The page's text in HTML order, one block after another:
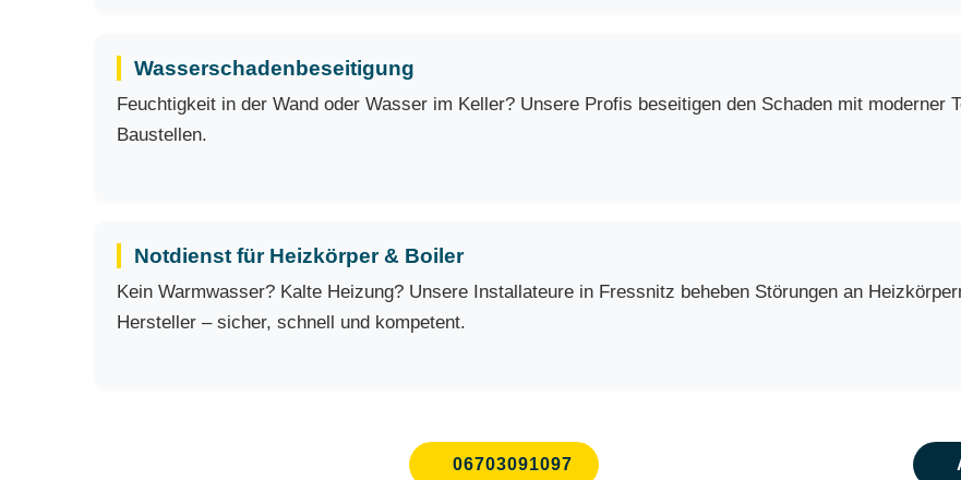
Wasserschadenbeseitigung
Feuchtigkeit in der Wand oder Wasser im Keller? Unsere Profis beseitigen den Schaden mit moderner
Baustellen.
Notdienst für Heizkörper & Boiler
Kein Warmwasser? Kalte Heizung? Unsere Installateure in Fressnitz beheben Störungen an
Hersteller – sicher, schnell und kompetent.
06703091097